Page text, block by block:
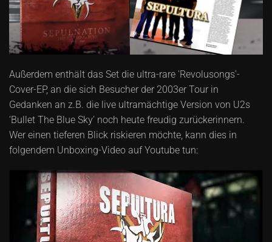
Außerdem enthält das Set die ultra-rare 'Revolusongs'-
Cover-EP, an die sich Besucher der 2003er Tour in
Gedanken an z.B. die live ultramächtige Version von U2s
‘Bullet The Blue Sky' noch heute freudig zurückerinnern.
Wer einen tieferen Blick riskieren möchte, kann dies in
folgendem Unboxing-Video auf Youtube tun: